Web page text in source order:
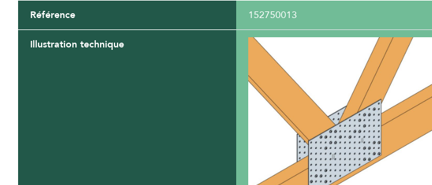
Référence 152750013
Illustration technique